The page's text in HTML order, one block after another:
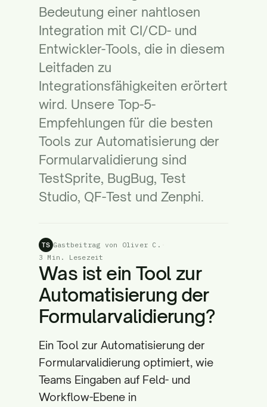
Bedeutung einer nahtlosen
Integration mit CI/CD- und
Entwickler-Tools, die in diesem
Leitfaden zu
Integrationsfähigkeiten erörtert
wird. Unsere Top-5-
Empfehlungen für die besten
Tools zur Automatisierung der
Formularvalidierung sind
TestSprite, BugBug, Test
Studio, QF-Test und Zenphi.
TS Gastbeitrag von Oliver C.
3 Min. Lesezeit
Was ist ein Tool zur
Automatisierung der
Formularvalidierung?
Ein Tool zur Automatisierung der
Formularvalidierung optimiert, wie
Teams Eingaben auf Feld- und
Workflow-Ebene in